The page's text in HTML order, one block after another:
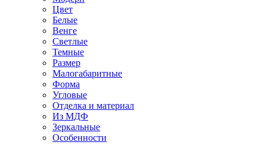
Цвет
Белые
Венге
Светлые
Темные
Размер
Малогабаритные
Форма
Угловые
Отделка и материал
Из МДФ
Зеркальные
Особенности